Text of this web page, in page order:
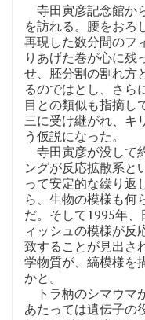
寺田寅彦記念館か
を訪れる。腰をおろ
再現した数分間のフ
りあげた巻が心に残
せ、胚分割の割れ方
るのではとし、さら
目との類似も指摘し
三に受け継がれ、キ
う仮説になった。
寺田寅彦が没して
ングが反応拡散系と
って安定的な繰り返
ら、生物の模様も何
だ。そして1995年
ィッシュの模様が反
致することが見出さ
学物質が、縞模様を
かと。
トラ柄のシマウマ
あたっては遺伝子の